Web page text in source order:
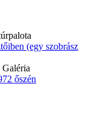
(egy szobrász
őszén